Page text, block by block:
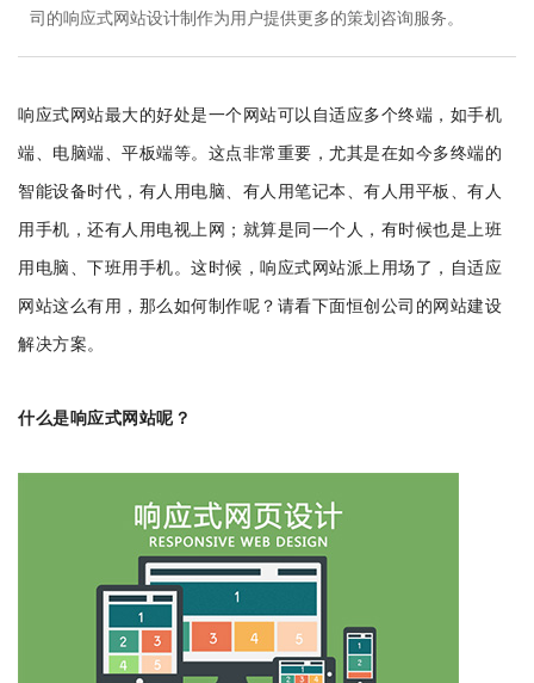
司的响应式网站设计制作为用户提供更多的策划咨询服务。
响应式网站最大的好处是一个网站可以自适应多个终端，如手机
端、电脑端、平板端等。这点非常重要，尤其是在如今多终端的
智能设备时代，有人用电脑、有人用笔记本、有人用平板、有人
用手机，还有人用电视上网；就算是同一个人，有时候也是上班
用电脑、下班用手机。这时候，响应式网站派上用场了，自适应
网站这么有用，那么如何制作呢？请看下面恒创公司的网站建设
解决方案。
什么是响应式网站呢？